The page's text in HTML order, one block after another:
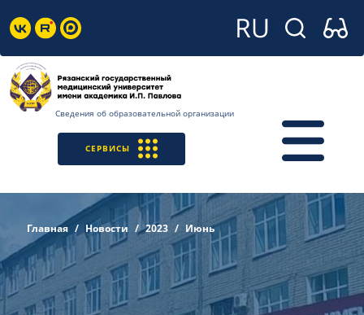
Сведения об образовательной организации
СЕРВИСЫ
Главная Новости 2023 Июнь